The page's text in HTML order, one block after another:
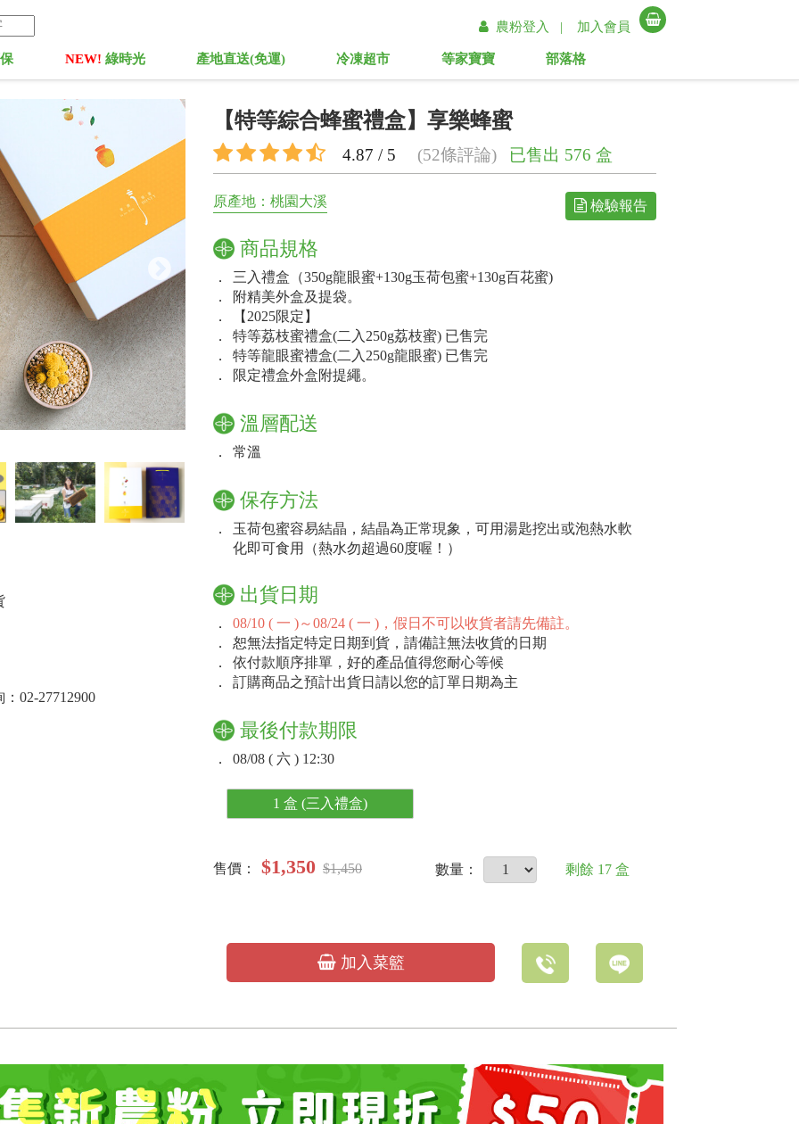
農粉登入 | 加入會員
NEW! 綠時光 產地直送(免運) 冷凍超市 等家寶寶 部落格
02-27712900
【特等綜合蜂蜜禮盒】享樂蜂蜜
4.87 / 5 (52條評論) 已售出 576 盒
原產地：桃園大溪 檢驗報告
商品規格
．
三入禮盒（350g龍眼蜜+130g玉荷包蜜+130g百花蜜)
．
附精美外盒及提袋。
．
【2025限定】
．
特等荔枝蜜禮盒(二入250g荔枝蜜) 已售完
．
特等龍眼蜜禮盒(二入250g龍眼蜜) 已售完
．
限定禮盒外盒附提繩。
溫層配送
． 常溫
保存方法
．
玉荷包蜜容易結晶，結晶為正常現象，可用湯匙挖出或泡熱水軟
化即可食用（熱水勿超過60度喔！）
出貨日期
．
08/10 ( 一 )～08/24 ( 一 )，假日不可以收貨者請先備註。
．
恕無法指定特定日期到貨，請備註無法收貨的日期
．
依付款順序排單，好的產品值得您耐心等候
．
訂購商品之預計出貨日請以您的訂單日期為主
最後付款期限
． 08/08 ( 六 ) 12:30
1 盒 (三入禮盒)
售價： $1,350 $1,450 數量： 剩餘 17盒
加入菜籃